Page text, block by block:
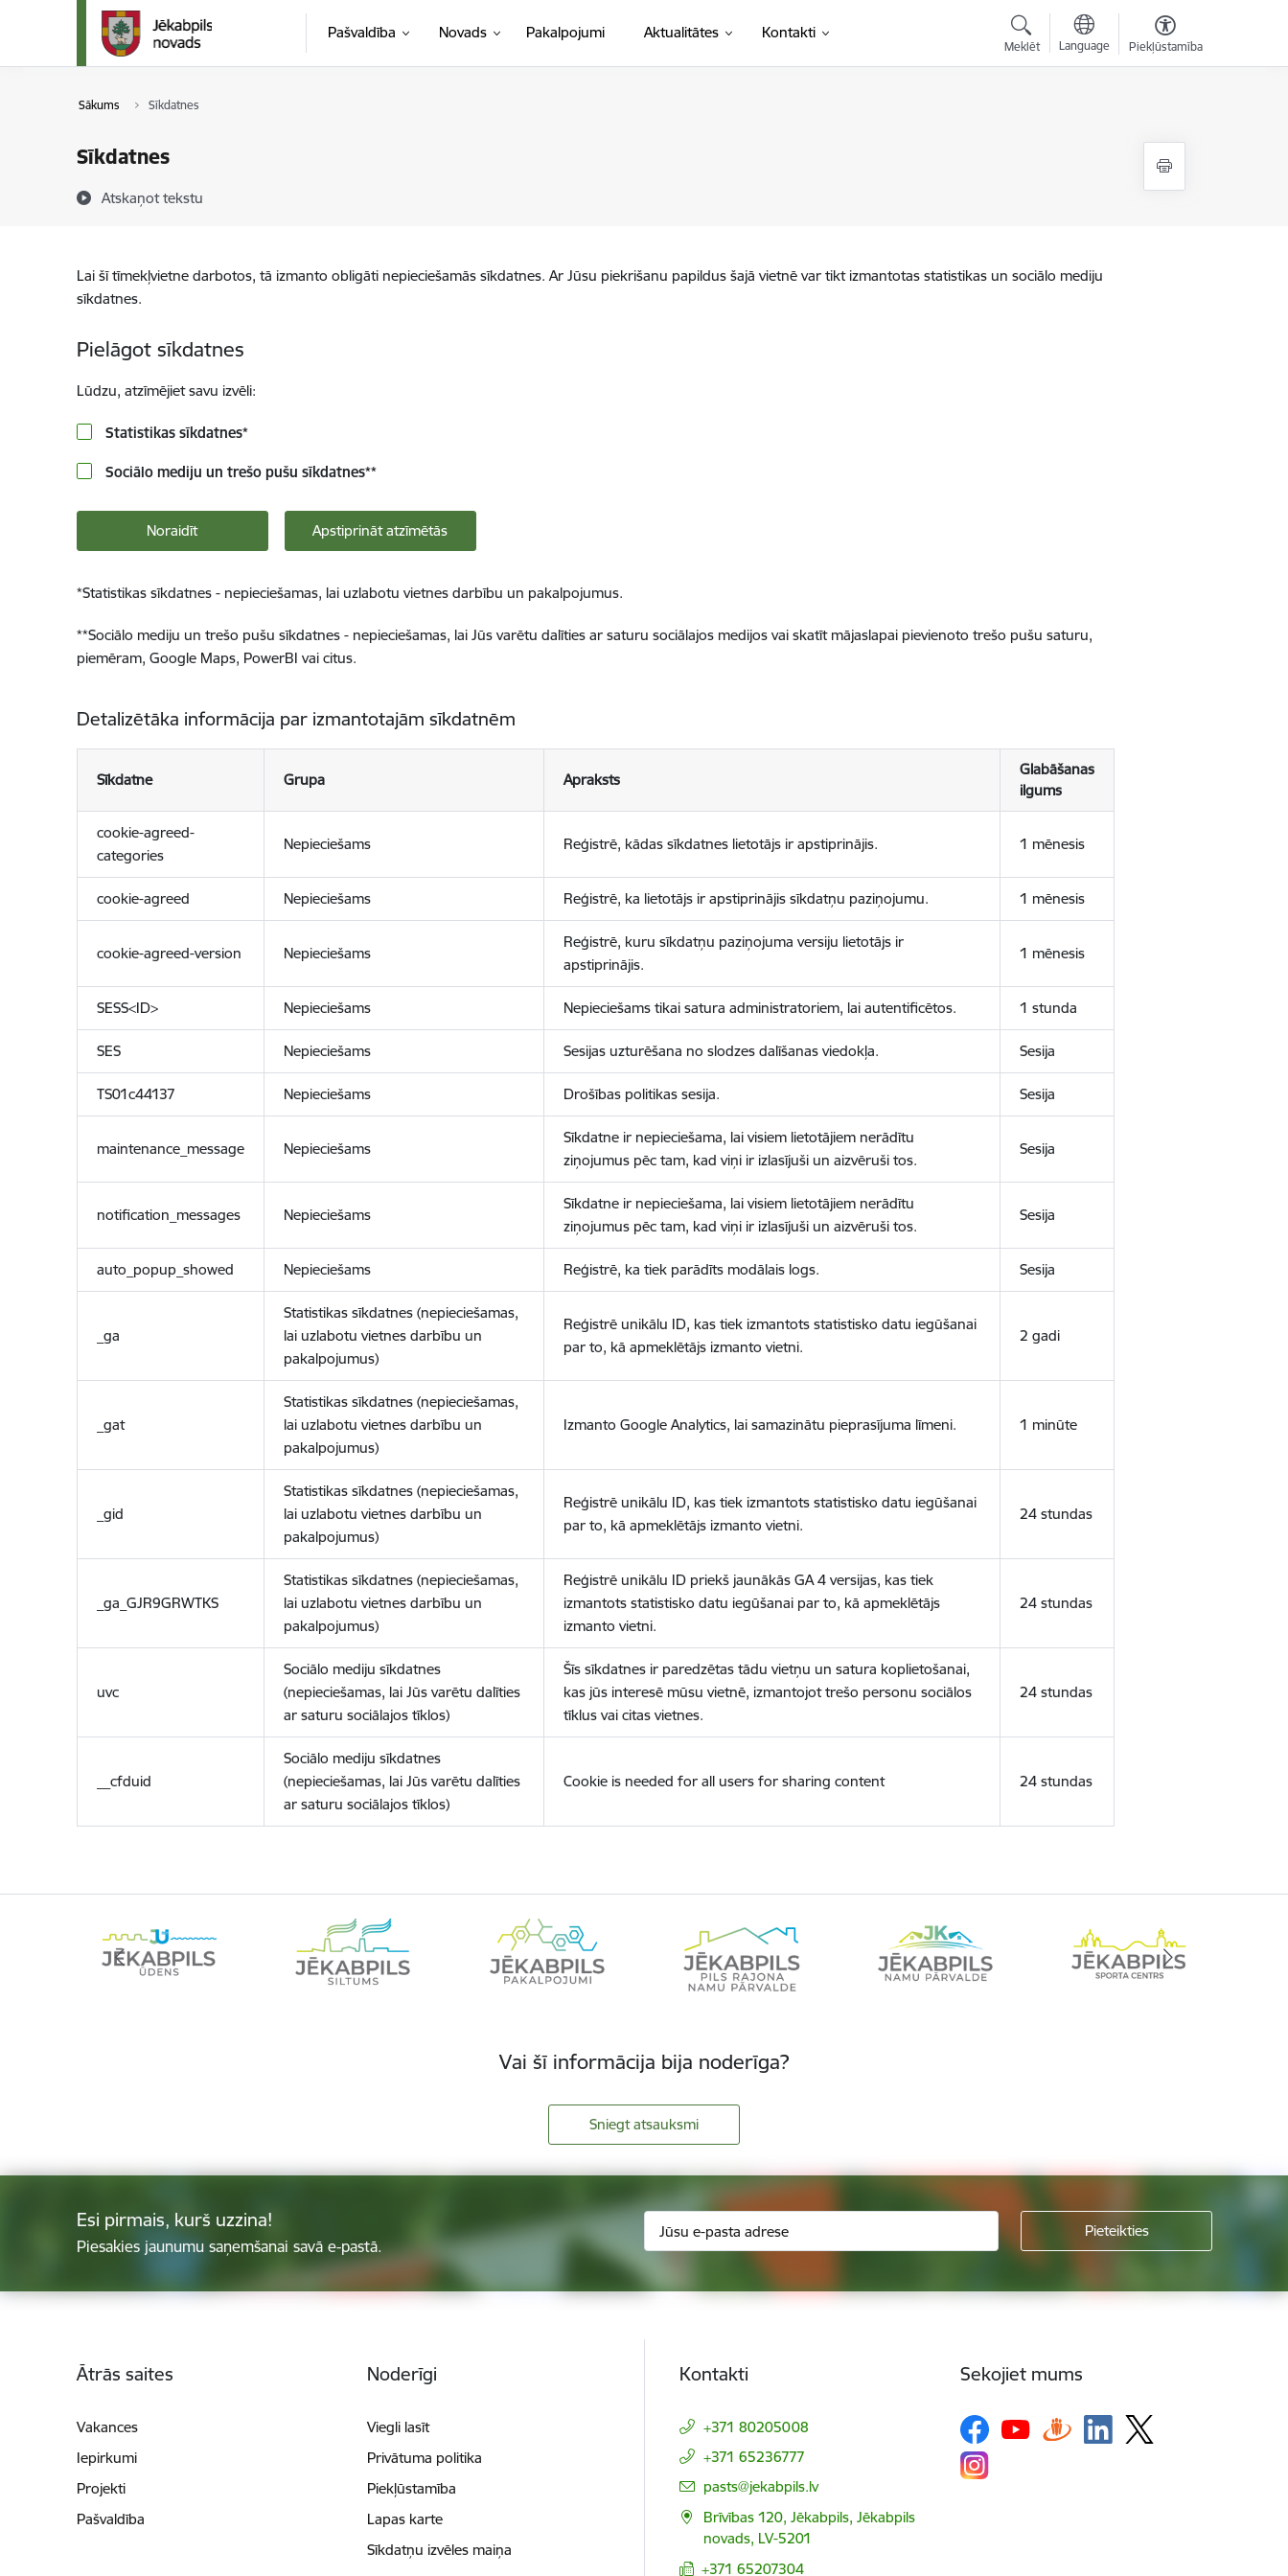
Pāriet uz lapas saturu
Pašvaldība Novads Pakalpojumi Aktualitātes Kontakti
Meklēt Language Piekļūstamība
Sākums Sīkdatnes
Sīkdatnes
Atskaņot tekstu
Lai šī tīmekļvietne darbotos, tā izmanto obligāti nepieciešamās sīkdatnes. Ar Jūsu piekrišanu papildus šajā vietnē var tikt izmantotas statistikas un sociālo mediju
sīkdatnes.
Pielāgot sīkdatnes
Lūdzu, atzīmējiet savu izvēli:
Statistikas sīkdatnes*
Sociālo mediju un trešo pušu sīkdatnes**
Noraidīt Apstiprināt atzīmētās
*Statistikas sīkdatnes - nepieciešamas, lai uzlabotu vietnes darbību un pakalpojumus.
**Sociālo mediju un trešo pušu sīkdatnes - nepieciešamas, lai Jūs varētu dalīties ar saturu sociālajos medijos vai skatīt mājaslapai pievienoto trešo pušu saturu,
piemēram, Google Maps, PowerBI vai citus.
Detalizētāka informācija par izmantotajām sīkdatnēm
Sīkdatne Grupa Apraksts
Glabāšanas
ilgums
cookie-agreed-
categories
Nepieciešams Reģistrē, kādas sīkdatnes lietotājs ir apstiprinājis. 1 mēnesis
cookie-agreed Nepieciešams Reģistrē, ka lietotājs ir apstiprinājis sīkdatņu paziņojumu. 1 mēnesis
cookie-agreed-version Nepieciešams
Reģistrē, kuru sīkdatņu paziņojuma versiju lietotājs ir
apstiprinājis.
1 mēnesis
SESS<ID> Nepieciešams Nepieciešams tikai satura administratoriem, lai autentificētos. 1 stunda
SES Nepieciešams Sesijas uzturēšana no slodzes dalīšanas viedokļa. Sesija
TS01c44137 Nepieciešams Drošības politikas sesija. Sesija
maintenance_message Nepieciešams
Sīkdatne ir nepieciešama, lai visiem lietotājiem nerādītu
ziņojumus pēc tam, kad viņi ir izlasījuši un aizvēruši tos.
Sesija
notification_messages Nepieciešams
Sīkdatne ir nepieciešama, lai visiem lietotājiem nerādītu
ziņojumus pēc tam, kad viņi ir izlasījuši un aizvēruši tos.
Sesija
auto_popup_showed Nepieciešams Reģistrē, ka tiek parādīts modālais logs. Sesija
_ga
Statistikas sīkdatnes (nepieciešamas,
lai uzlabotu vietnes darbību un
pakalpojumus)
Reģistrē unikālu ID, kas tiek izmantots statistisko datu iegūšanai
par to, kā apmeklētājs izmanto vietni.
2 gadi
_gat
Statistikas sīkdatnes (nepieciešamas,
lai uzlabotu vietnes darbību un
pakalpojumus)
Izmanto Google Analytics, lai samazinātu pieprasījuma līmeni. 1 minūte
_gid
Statistikas sīkdatnes (nepieciešamas,
lai uzlabotu vietnes darbību un
pakalpojumus)
Reģistrē unikālu ID, kas tiek izmantots statistisko datu iegūšanai
par to, kā apmeklētājs izmanto vietni.
24 stundas
_ga_GJR9GRWTKS
Statistikas sīkdatnes (nepieciešamas,
lai uzlabotu vietnes darbību un
pakalpojumus)
Reģistrē unikālu ID priekš jaunākās GA 4 versijas, kas tiek
izmantots statistisko datu iegūšanai par to, kā apmeklētājs
izmanto vietni.
24 stundas
uvc
Sociālo mediju sīkdatnes
(nepieciešamas, lai Jūs varētu dalīties
ar saturu sociālajos tīklos)
Šīs sīkdatnes ir paredzētas tādu vietņu un satura koplietošanai,
kas jūs interesē mūsu vietnē, izmantojot trešo personu sociālos
tīklus vai citas vietnes.
24 stundas
__cfduid
Sociālo mediju sīkdatnes
(nepieciešamas, lai Jūs varētu dalīties
ar saturu sociālajos tīklos)
Cookie is needed for all users for sharing content 24 stundas
Vai šī informācija bija noderīga?
Sniegt atsauksmi
Esi pirmais, kurš uzzina!
Piesakies jaunumu saņemšanai savā e-pastā.
Ātrās saites
Vakances
Iepirkumi
Projekti
Pašvaldība
Noderīgi
Viegli lasīt
Privātuma politika
Piekļūstamība
Lapas karte
Sīkdatņu izvēles maiņa
Kontakti
+371 80205008
+371 65236777
E-pasts:
pasts@jekabpils.lv
Brīvības 120, Jēkabpils, Jēkabpils
novads, LV-5201
+371 65207304
Sekojiet mums